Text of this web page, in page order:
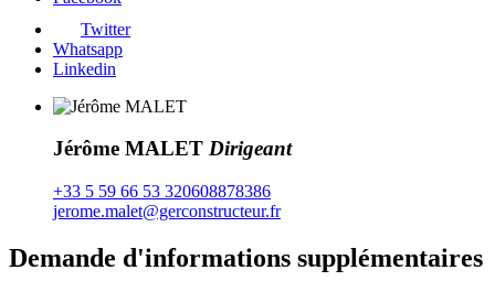
Twitter
Whatsapp
Linkedin
Jérôme MALET Dirigeant
+33 5 59 66 53 320608878386
jerome.malet@gerconstructeur.fr
Demande d'informations supplémentaires